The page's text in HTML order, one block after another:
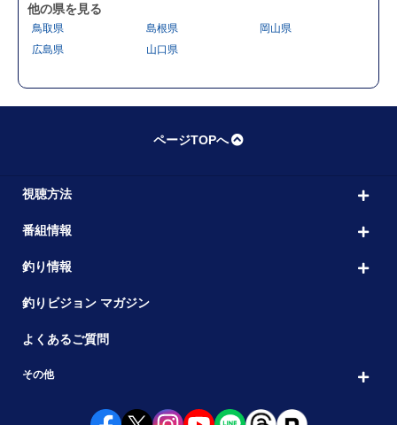
他の県を見る
鳥取県 島根県
岡山県
広島県
山口県
ページTOPへ
視聴方法
番組情報
釣り情報
釣りビジョン マガジン
よくあるご質問
その他